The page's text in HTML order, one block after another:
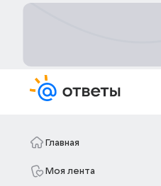
Главная
Моя лента